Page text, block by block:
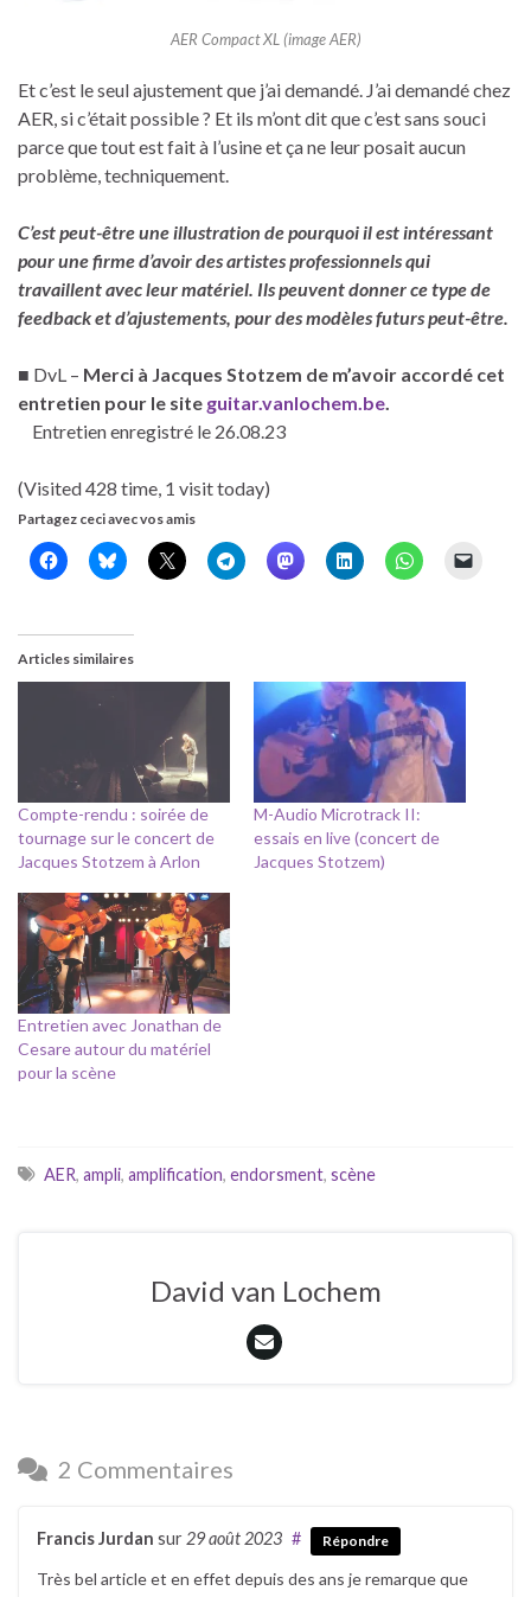
AER Compact XL (image AER)
Et c’est le seul ajustement que j’ai demandé. J’ai demandé chez
AER, si c’était possible ? Et ils m’ont dit que c’est sans souci
parce que tout est fait à l’usine et ça ne leur posait aucun
problème, techniquement.
C’est peut-être une illustration de pourquoi il est intéressant
pour une firme d’avoir des artistes professionnels qui
travaillent avec leur matériel. Ils peuvent donner ce type de
feedback et d’ajustements, pour des modèles futurs peut-être.
■ DvL – Merci à Jacques Stotzem de m’avoir accordé cet
entretien pour le site guitar.vanlochem.be.
Entretien enregistré le 26.08.23
(Visited 428 time, 1 visit today)
Partagez ceci avec vos amis
Articles similaires
Compte-rendu : soirée de
tournage sur le concert de
Jacques Stotzem à Arlon
M-Audio Microtrack II:
essais en live (concert de
Jacques Stotzem)
Entretien avec Jonathan de
Cesare autour du matériel
pour la scène
AER, ampli, amplification, endorsment, scène
David van Lochem
2 Commentaires
Francis Jurdan sur 29 août 2023 # Répondre
Très bel article et en effet depuis des ans je remarque que